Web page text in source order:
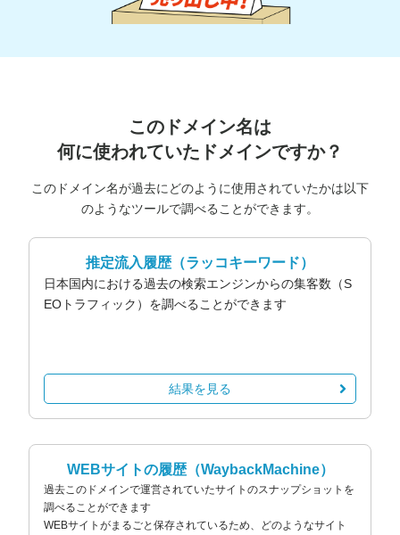
このドメイン名は
何に使われていたドメインですか？
このドメイン名が過去にどのように使用されていたかは以下
のようなツールで調べることができます。
推定流入履歴（ラッコキーワード）
日本国内における過去の検索エンジンからの集客数（S
EOトラフィック）を調べることができます
結果を見る
WEBサイトの履歴（WaybackMachine）
過去このドメインで運営されていたサイトのスナップショットを
調べることができます
WEBサイトがまるごと保存されているため、どのようなサイト